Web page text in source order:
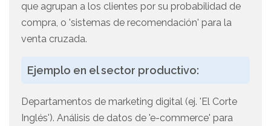
que agrupan a los clientes por su probabilidad de
compra, o 'sistemas de recomendación' para la
venta cruzada.
Ejemplo en el sector productivo:
Departamentos de marketing digital (ej. 'El Corte
Inglés'). Análisis de datos de 'e-commerce' para